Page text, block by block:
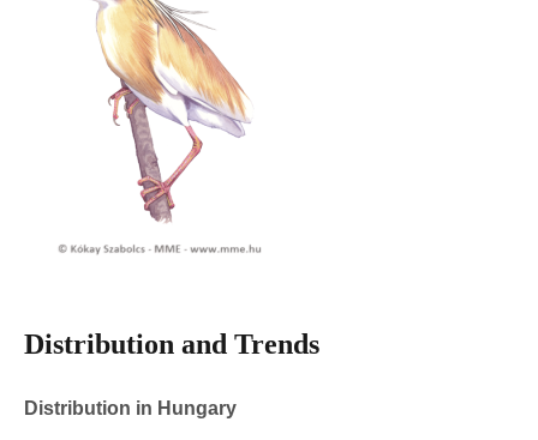
Distribution and Trends
Distribution in Hungary